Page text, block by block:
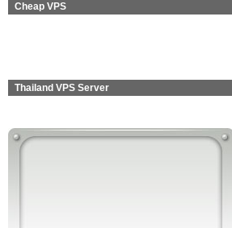
Cheap VPS
Thailand VPS Server